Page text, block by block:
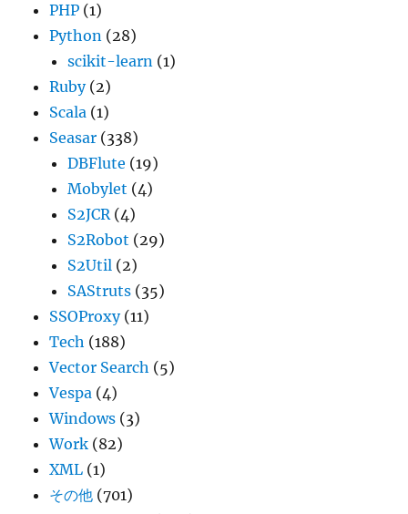
PHP (1)
Python (28)
scikit-learn (1)
Ruby(2)
Scala (1)
Seasar (338)
DBFlute (19)
Mobylet (4)
S2JCR(4)
S2Robot (29)
S2Util (2)
SAStruts (35)
SSOProxy(11)
Tech (188)
Vector Search (5)
Vespa (4)
Windows (3)
Work (82)
XML (1)
その他 (701)